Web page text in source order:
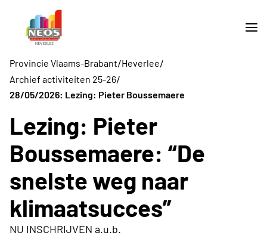
Provincie Vlaams-Brabant/Heverlee/
Archief activiteiten 25-26/
28/05/2026: Lezing: Pieter Boussemaere
Lezing: Pieter
Boussemaere: “De
snelste weg naar
klimaatsucces”
NU INSCHRIJVEN a.u.b.